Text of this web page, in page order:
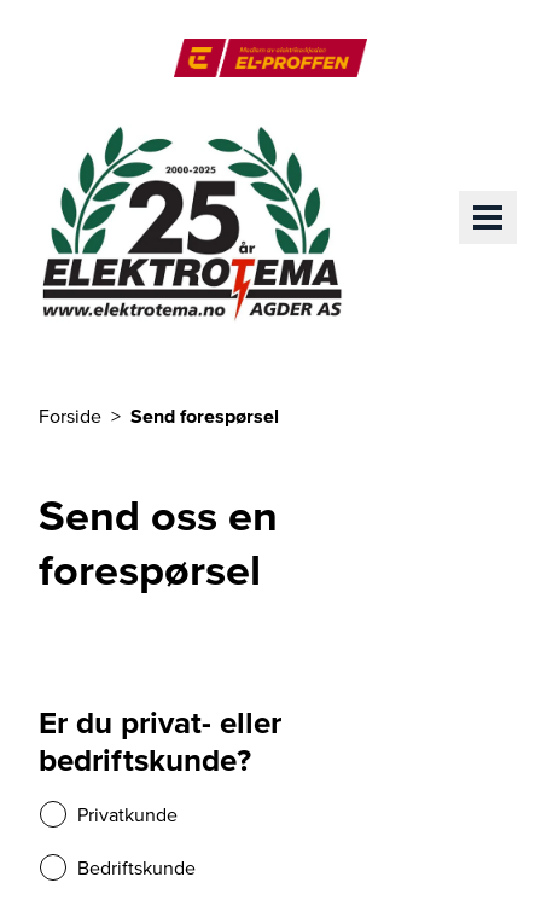
Forside Send forespørsel
Send oss en
forespørsel
Er du privat- eller
bedriftskunde?
Privatkunde
Bedriftskunde